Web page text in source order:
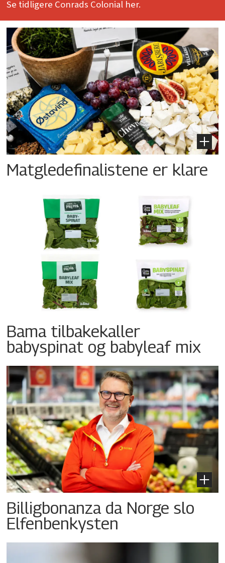
Se tidligere Conrads Colonial her.
Matgledefinalistene er klare
Bama tilbakekaller
babyspinat og babyleaf mix
Billigbonanza da Norge slo
Elfenbenkysten